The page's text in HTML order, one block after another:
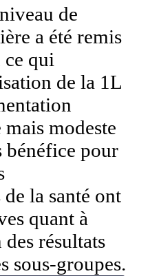
de
a été remis
ce qui
de la 1L
modeste
bénéfice pour
la santé ont
quant à
résultats
sous-groupes.